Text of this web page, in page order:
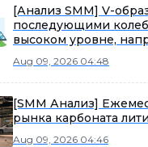
[Анализ SMM] V-
последующими
высоком уровне,
Aug 09, 2026 04:48
[SMM Анализ]
рынка карбоната
Aug 09, 2026 04:46